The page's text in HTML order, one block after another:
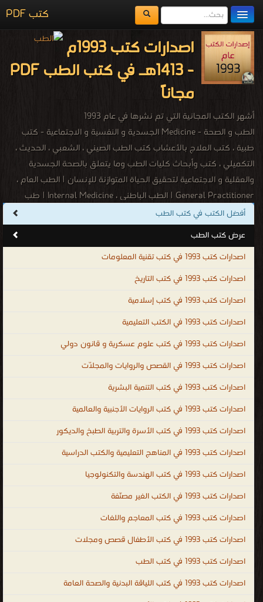
كتب PDF
مكتبة الكتب
المكتبات
يُقرأ حالياً
اضف كتاب
اصدارات كتب 1993م
- 1413هـ في كتب الطب PDF
مجاناً
أشهر الكتب المجانية التي تم نشرها في عام 1993
الطب و الصحة - Medicine الجسدية و النفسية و الاجتماعية - كتب
طبية ، كتب العلاج بالأعشاب كتب الطب الصيني ، الشعبي ، الحديث ،
التكميلي ، كتب وأبحاث كليات الطب وما يتعلق بالصحة الجسدية
والعقلية و الاجتماعية لتحقيق الحياة المتوازنة للإنسان | الطب العام ،
General Practitioner | الطب الباطني ، Internal Medicine | طب
الأطفال ، Pediatrics | طب الطوارئ ، Emergency Medicine | الجراحة
العامة ، General Surgery | أّذن وأنف و حنجرة ، ENT | المسالك البولية
General Dentistry الطب
أفضل الكتب في كتب الطب
عرض كتب الطب
اصدارات كتب 1993 في كتب تقنية المعلومات
اصدارات كتب 1993 في كتب التاريخ
اصدارات كتب 1993 في كتب إسلامية
اصدارات كتب 1993 في الكتب التعليمية
اصدارات كتب 1993 في كتب علوم عسكرية و قانون دولي
اصدارات كتب 1993 في القصص والروايات والمجلّات
اصدارات كتب 1993 في كتب التنمية البشرية
اصدارات كتب 1993 في كتب الروايات الأجنبية والعالمية
اصدارات كتب 1993 في كتب الأسرة والتربية الطبخ والديكور
اصدارات كتب 1993 في المناهج التعليمية والكتب الدراسية
اصدارات كتب 1993 في كتب الهندسة والتكنولوجيا
اصدارات كتب 1993 في الكتب الغير مصنّفة
اصدارات كتب 1993 في كتب المعاجم واللغات
اصدارات كتب 1993 في كتب الأطفال قصص ومجلات
اصدارات كتب 1993 في كتب الطب
اصدارات كتب 1993 في كتب اللياقة البدنية والصحة العامة